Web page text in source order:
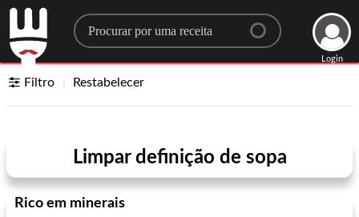
Search for a recipe
Login
Filtro Restabelecer
Limpar definição de sopa
Rico em minerais